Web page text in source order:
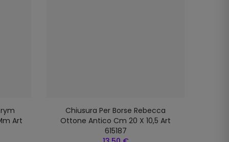
Art
Chiusura Per Borse Rebecca
Ottone Antico Cm 20 X 10,5 Art
615187